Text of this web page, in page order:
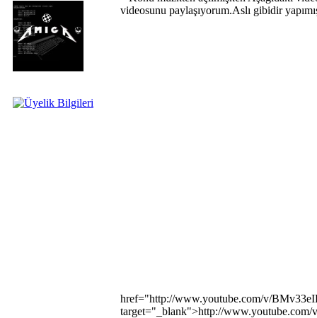
videosunu paylaşıyorum.Aslı gibidir
href="http://www.youtube.com/v/
target="_blank">http://